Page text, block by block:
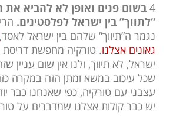
4 בשום פנים ואופן לא להביא את
“לתווך” בין ישראל לפלסטינים.
נגמר ה”תיווך” שלהם בין ישראל לאסד,
גאונים אצלנו. טורקיה מחפשת
ישראל, לא תיווך, ולנו אין שום עניין
שכל עיכוב במשא ומתן הזה במקרה
עצבני עם טורקיה, כפי שאנחנו כבר
יש כבר קולות אצלנו שמדברים על